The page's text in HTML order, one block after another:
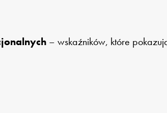
– wskaźników, które